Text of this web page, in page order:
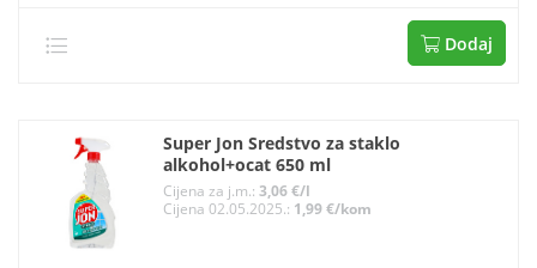
Dodaj
Super Jon Sredstvo za staklo
alkohol+ocat 650 ml
Cijena za j.m.:3,06 €/l
Cijena 02.05.2025.: 1,99 €/kom